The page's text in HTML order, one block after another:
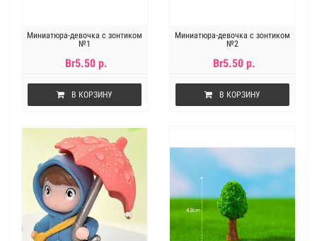
Миниатюра-девочка с зонтиком
№1
Br5.50 р.
В КОРЗИНУ
Миниатюра-девочка с зонтиком
№2
Br5.50 р.
В КОРЗИНУ